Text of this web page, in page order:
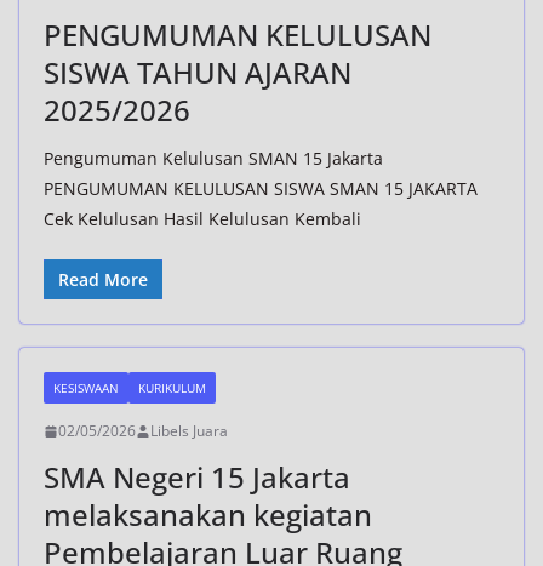
PENGUMUMAN KELULUSAN
SISWA TAHUN AJARAN
2025/2026
Pengumuman Kelulusan SMAN 15 Jakarta
PENGUMUMAN KELULUSAN SISWA SMAN 15 JAKARTA
Cek Kelulusan Hasil Kelulusan Kembali
Read More
KESISWAAN KURIKULUM
02/05/2026 Libels Juara
SMA Negeri 15 Jakarta
melaksanakan kegiatan
Pembelajaran Luar Ruang